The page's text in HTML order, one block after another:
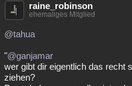
raine_robinson
ehemaliges Mitglied
@tahua
"@ganjamar
wer gibt dir eigentlich das recht
ziehen?